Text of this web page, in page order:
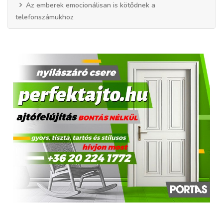
Az emberek emocionálisan is kötődnek a
telefonszámukhoz